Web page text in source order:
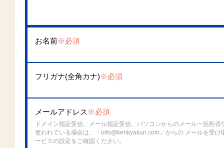
お名前※必須
フリガナ(全角カナ)※必須
メールアドレス ※必須
ドメイン指定受信、メール指定受信、パソコンからのメール一括拒否
使われている場合は、「info@kenkyakun.com」からの メールを受け
ービスの設定をご確認ください。